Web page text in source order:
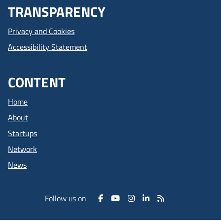
TRANSPARENCY
Privacy and Cookies
Accessibility Statement
CONTENT
Home
About
Startups
Network
News
Follow us on